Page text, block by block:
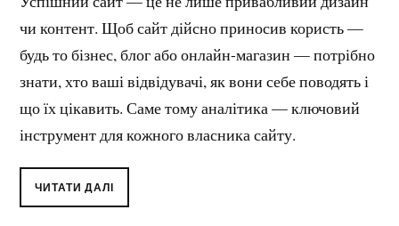
чи контент. Щоб сайт дійсно приносив користь —
будь то бізнес, блог або онлайн-магазин — потрібно
знати, хто ваші відвідувачі, як вони себе поводять і
що їх цікавить. Саме тому аналітика — ключовий
інструмент для кожного власника сайту.
ЧИТАТИ ДАЛІ